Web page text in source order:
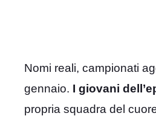
Nomi reali, campionati
gennaio. I giovani
propria squadra del